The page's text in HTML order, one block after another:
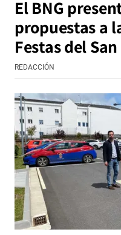
El BNG
propuestas a
Festas del
REDACCIÓN